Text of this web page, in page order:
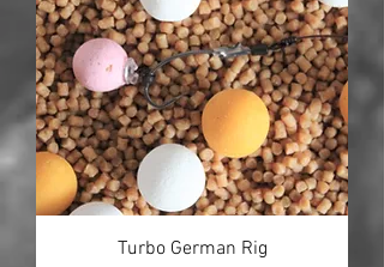
Turbo German Rig